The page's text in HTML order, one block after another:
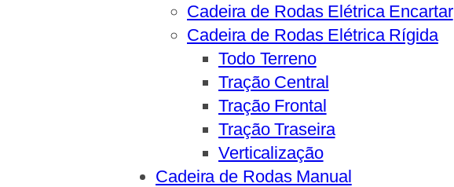
Cadeira de Rodas Elétrica Encartar
Cadeira de Rodas Elétrica Rígida
Todo Terreno
Tração Central
Tração Frontal
Tração Traseira
Verticalização
Cadeira de Rodas Manual